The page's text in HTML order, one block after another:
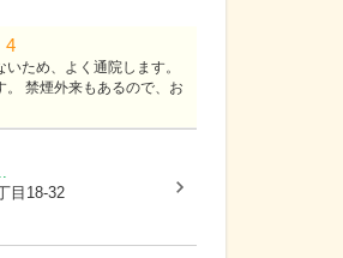
4
ため、よく通院します。
禁煙外来もあるので、お
目18-32